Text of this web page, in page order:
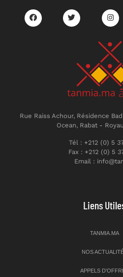
Rue Raiss Achour, Résidence
Ocean, Rabat -
Tél : +212 (0) 5
Fax : +212 (0) 5
Email :
Liens
TANMIA.MA
NOS
APPELS